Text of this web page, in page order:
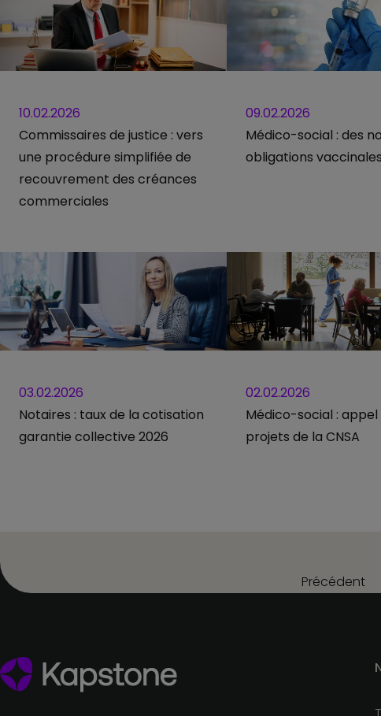
10.02.2026
Commissaires de justice : vers
une procédure simplifiée de
recouvrement des créances
commerciales
09.02.2026
Médico-social : des
obligations vaccinales
03.02.2026
Notaires : taux de la cotisation
garantie collective 2026
02.02.2026
Médico-social : appel
projets de la CNSA
Précédent